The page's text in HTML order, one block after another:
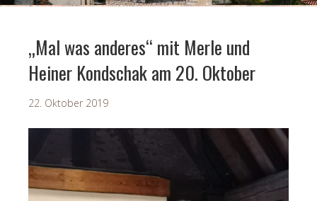
„Mal was anderes“ mit Merle und
Heiner Kondschak am 20. Oktober
22. Oktober 2019